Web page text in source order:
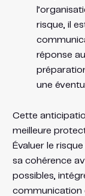
risque, il
réponse
une
Cette
meilleure
Évaluer le
sa cohérence
possibles,
communication